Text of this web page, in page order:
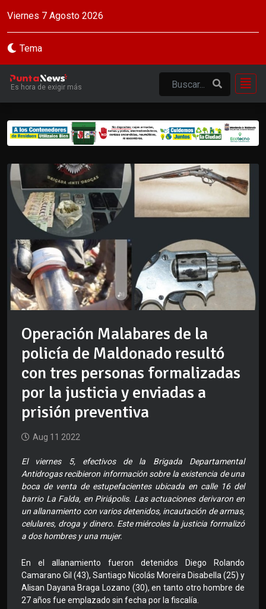
Viernes 7 Agosto 2026
Tema
Es hora de exigir más
Operación Malabares de la
policía de Maldonado resultó
con tres personas formalizadas
por la justicia y enviadas a
prisión preventiva
Aug 11 2022
El viernes 5, efectivos de la Brigada Departamental
Antidrogas recibieron información sobre la existencia de una
boca de venta de estupefacientes ubicada en calle 16 del
barrio La Falda, en Piriápolis. Las actuaciones derivaron en
un allanamiento con varios detenidos, incautación de armas,
celulares, droga y dinero. Este miércoles la justicia formalizó
a dos hombres y una mujer.
En el allanamiento fueron detenidos Diego Rolando
Camarano Gil (43), Santiago Nicolás Moreira Disabella (25) y
Alisan Dayana Braga Lozano (30), en tanto otro hombre de
27 años fue emplazado sin fecha por la fiscalía.